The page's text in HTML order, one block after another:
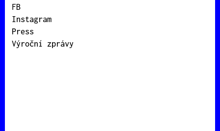
FB
Instagram
Press
Výroční zprávy